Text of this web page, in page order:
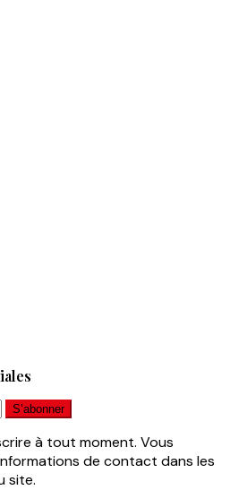
à tout moment. Vous
de contact dans les
site.